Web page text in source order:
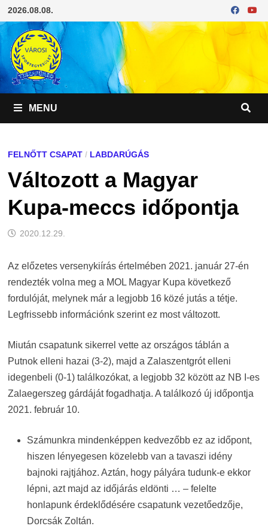
Skip
to
content
2026.08.08.
MENU
FELNŐTT CSAPAT/ LABDARÚGÁS
Változott a Magyar
Kupa-meccs időpontja
2020.12.29.
Az előzetes versenykiírás értelmében 2021. január 27-én
rendezték volna meg a MOL Magyar Kupa következő
fordulóját, melynek már a legjobb 16 közé jutás a tétje.
Legfrissebb információnk szerint ez most változott.
Miután csapatunk sikerrel vette az országos táblán a
Putnok elleni hazai (3-2), majd a Zalaszentgrót elleni
idegenbeli (0-1) találkozókat, a legjobb 32 között az NB I-es
Zalaegerszeg gárdáját fogadhatja. A találkozó új időpontja
2021. február 10.
Számunkra mindenképpen kedvezőbb ez az időpont,
hiszen lényegesen közelebb van a tavaszi idény
bajnoki rajtjához. Aztán, hogy pályára tudunk-e ekkor
lépni, azt majd az időjárás eldönti … – felelte
honlapunk érdeklődésére csapatunk vezetőedzője,
Dorcsák Zoltán.